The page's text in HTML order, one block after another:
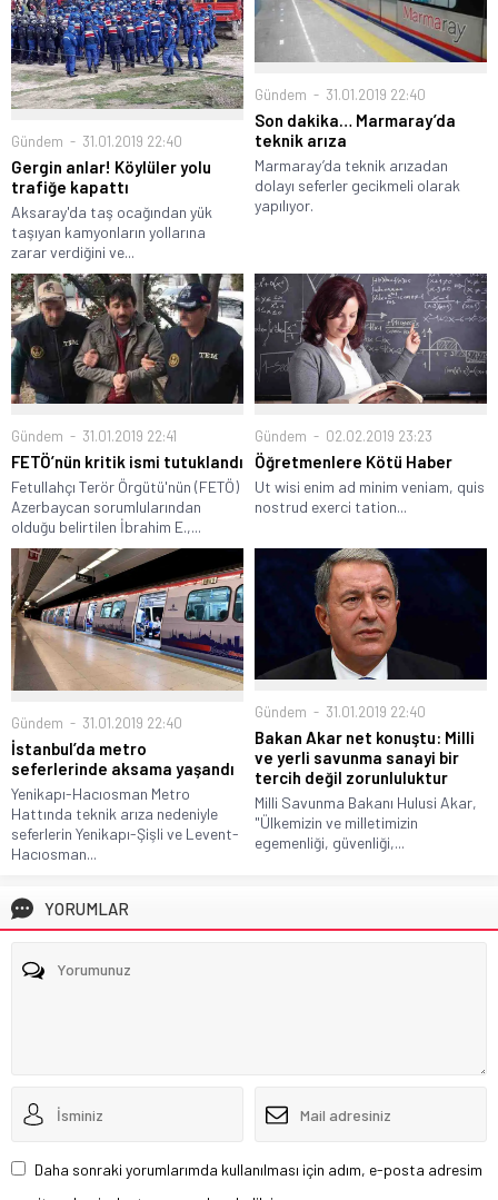
Gündem 31.01.2019 22:40
Gergin anlar! Köylüler yolu
trafiğe kapattı
Aksaray'da taş ocağından yük
taşıyan kamyonların yollarına
zarar verdiğini ve...
Gündem 31.01.2019 22:40
Son dakika… Marmaray’da
teknik arıza
Marmaray’da teknik arızadan
dolayı seferler gecikmeli olarak
yapılıyor.
Gündem 31.01.2019 22:41
FETÖ’nün kritik ismi tutuklandı
Fetullahçı Terör Örgütü'nün (FETÖ)
Azerbaycan sorumlularından
olduğu belirtilen İbrahim E.,...
Gündem 02.02.2019 23:23
Öğretmenlere Kötü Haber
Ut wisi enim ad minim veniam, quis
nostrud exerci tation...
Gündem 31.01.2019 22:40
İstanbul’da metro
seferlerinde aksama yaşandı
Yenikapı-Hacıosman Metro
Hattında teknik arıza nedeniyle
seferlerin Yenikapı-Şişli ve Levent-
Hacıosman...
Gündem 31.01.2019 22:40
Bakan Akar net konuştu: Milli
ve yerli savunma sanayi bir
tercih değil zorunluluktur
Milli Savunma Bakanı Hulusi Akar,
"Ülkemizin ve milletimizin
egemenliği, güvenliği,...
YORUMLAR
Daha sonraki yorumlarımda kullanılması için adım, e-posta adresim